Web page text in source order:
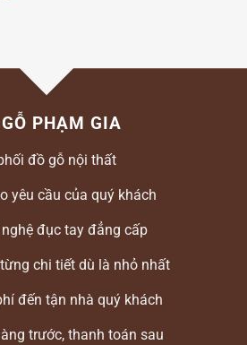
PHẠM GIA
đồ gỗ nội thất
yêu cầu của quý khách
đục tay đẳng cấp
chi tiết dù là nhỏ nhất
đến tận nhà quý khách
trước, thanh toán sau